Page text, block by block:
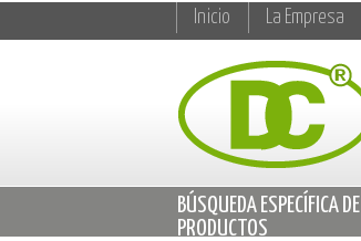
Inicio La Empresa
BÚSQUEDA ESPECÍFICA DE
PRODUCTOS